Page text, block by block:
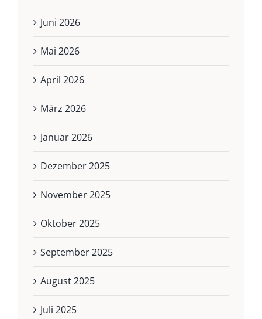
Juni 2026
Mai 2026
April 2026
März 2026
Januar 2026
Dezember 2025
November 2025
Oktober 2025
September 2025
August 2025
Juli 2025